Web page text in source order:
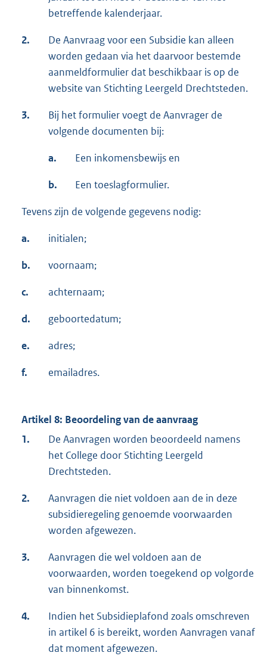
betreffende kalenderjaar.
2.
De Aanvraag voor een Subsidie kan alleen
worden gedaan via het daarvoor bestemde
aanmeldformulier dat beschikbaar is op de
website van Stichting Leergeld Drechtsteden.
3.
Bij het formulier voegt de Aanvrager de
volgende documenten bij:
a. Een inkomensbewijs en
b. Een toeslagformulier.
Tevens zijn de volgende gegevens nodig:
a. initialen;
b. voornaam;
c. achternaam;
d. geboortedatum;
e. adres;
f. emailadres.
Artikel 8: Beoordeling van de aanvraag
1.
De Aanvragen worden beoordeeld namens
het College door Stichting Leergeld
Drechtsteden.
2.
Aanvragen die niet voldoen aan de in deze
subsidieregeling genoemde voorwaarden
worden afgewezen.
3.
Aanvragen die wel voldoen aan de
voorwaarden, worden toegekend op volgorde
van binnenkomst.
4.
Indien het Subsidieplafond zoals omschreven
in artikel 6 is bereikt, worden Aanvragen vanaf
dat moment afgewezen.